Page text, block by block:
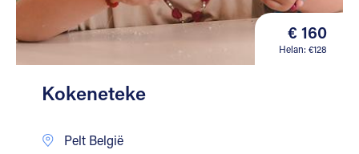
€ 160
Helan: €128
Kokeneteke
Pelt België